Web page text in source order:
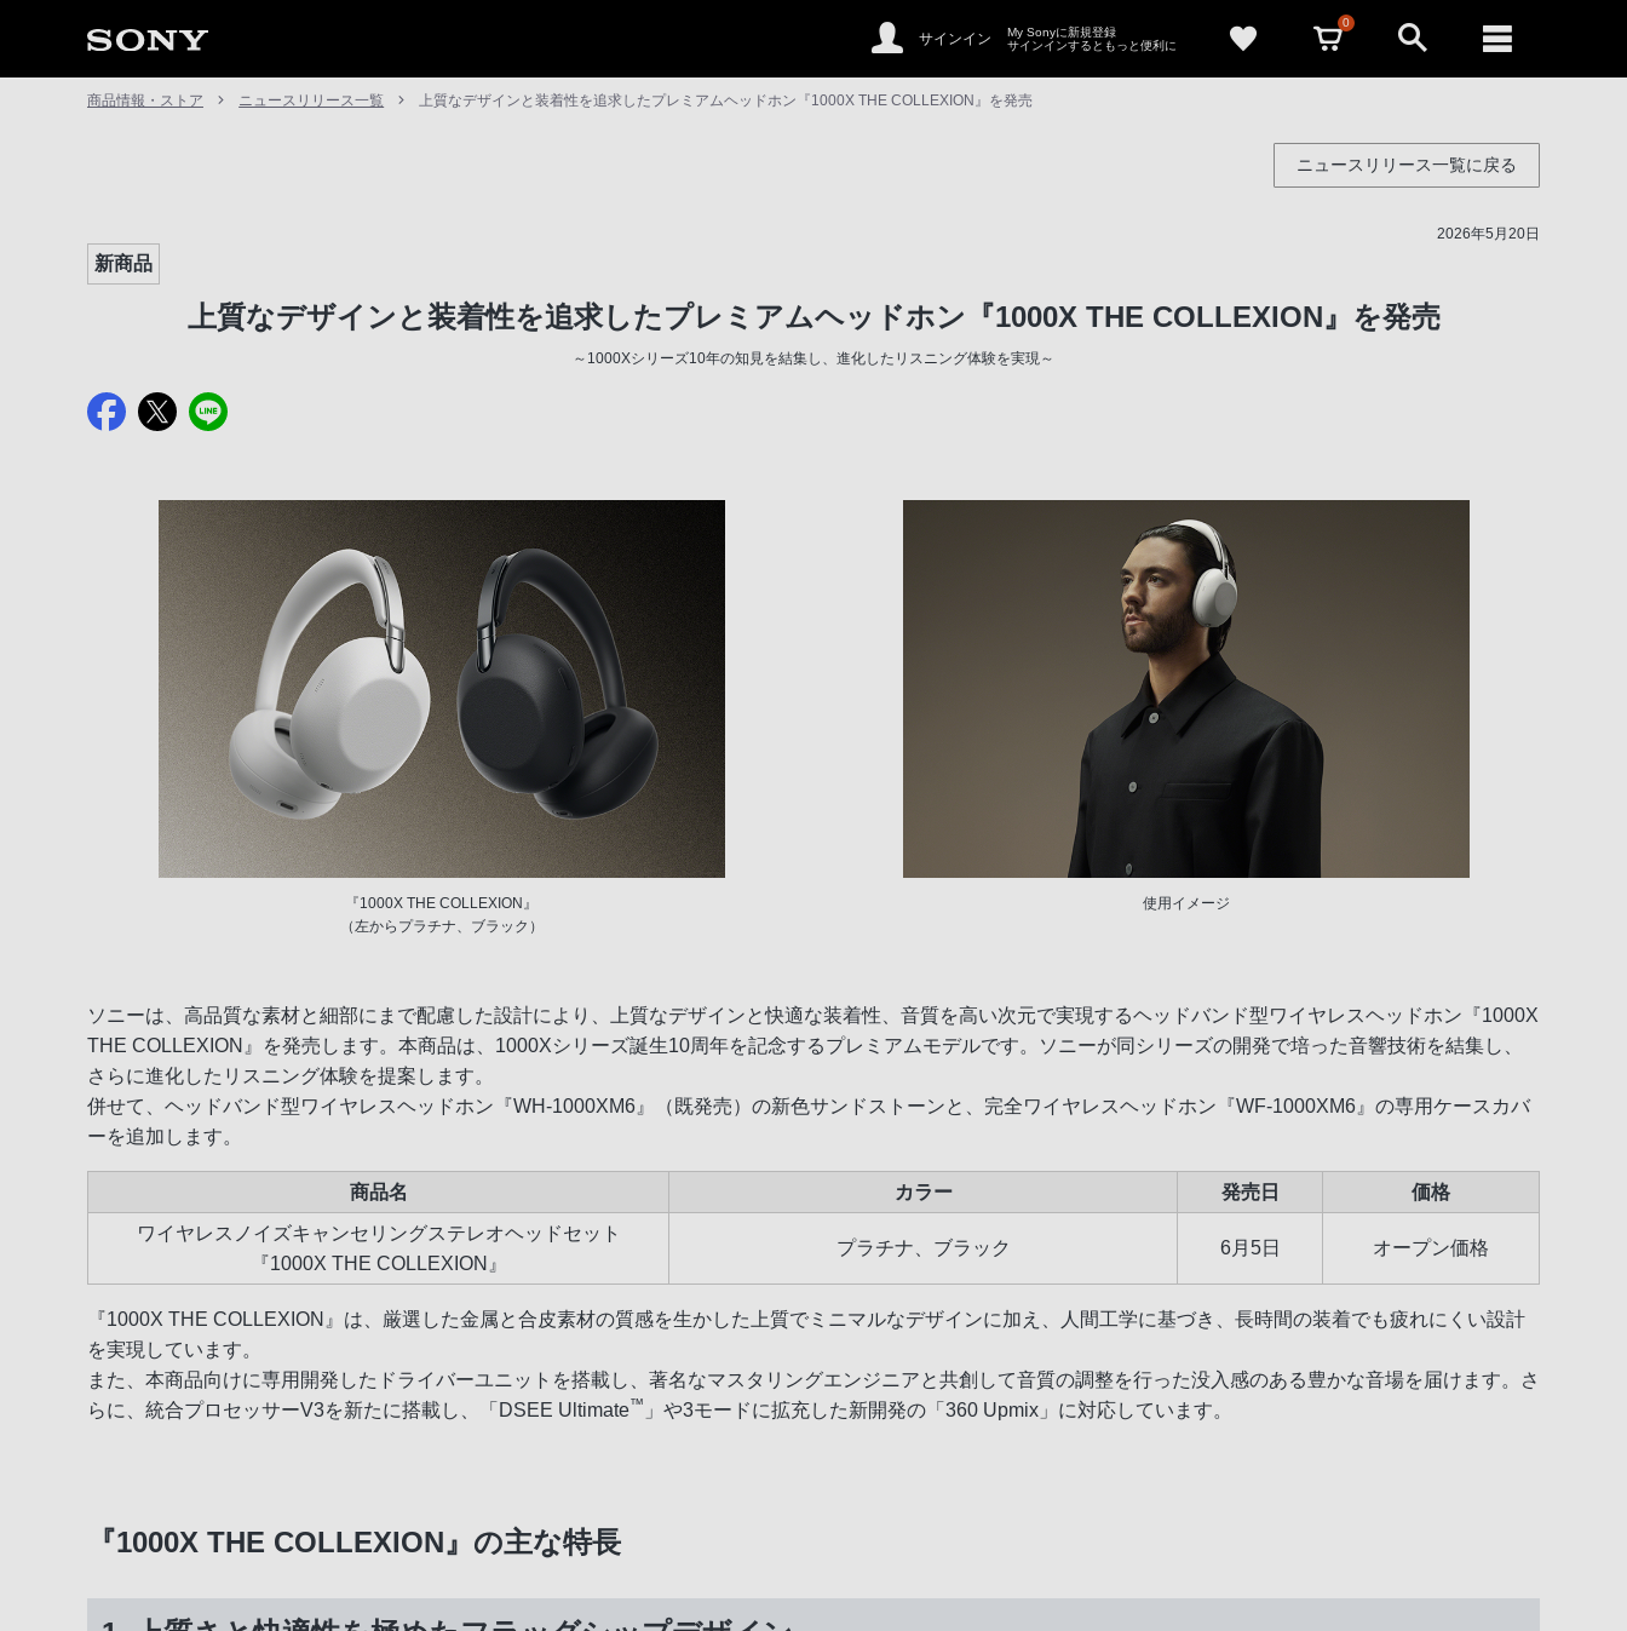
サインイン
My Sonyに新規登録
サインインするともっと便利に
0
商品情報・ストア ニュースリリース一覧 上質なデザインと装着性を追求したプレミアムヘッドホン『1000X THE COLLEXION』を発売
ニュースリリース一覧に戻る
2026年5月20日
新商品
上質なデザインと装着性を追求したプレミアムヘッドホン『1000X THE COLLEXION』を発売
～1000Xシリーズ10年の知見を結集し、進化したリスニング体験を実現～
『1000X THE COLLEXION』
（左からプラチナ、ブラック）
使用イメージ
ソニーは、高品質な素材と細部にまで配慮した設計により、上質なデザインと快適な装着性、音質を高い次元で実現するヘッドバンド型ワイヤレスヘッドホン『1000X
THE COLLEXION』を発売します。本商品は、1000Xシリーズ誕生10周年を記念するプレミアムモデルです。ソニーが同シリーズの開発で培った音響技術を結集し、
さらに進化したリスニング体験を提案します。
併せて、ヘッドバンド型ワイヤレスヘッドホン『WH-1000XM6』（既発売）の新色サンドストーンと、完全ワイヤレスヘッドホン『WF-1000XM6』の専用ケースカバ
ーを追加します。
商品名 カラー 発売日
価格
ワイヤレスノイズキャンセリングステレオヘッドセット
『1000X THE COLLEXION』
プラチナ、ブラック 6月5日 オープン価格
『1000X THE COLLEXION』は、厳選した金属と合皮素材の質感を生かした上質でミニマルなデザインに加え、人間工学に基づき、長時間の装着でも疲れにくい設計
を実現しています。
また、本商品向けに専用開発したドライバーユニットを搭載し、著名なマスタリングエンジニアと共創して音質の調整を行った没入感のある豊かな音場を届けます。さ
らに、統合プロセッサーV3を新たに搭載し、「DSEE Ultimate™ 」や3モードに拡充した新開発の「360 Upmix」に対応しています。
『1000X THE COLLEXION』の主な特長